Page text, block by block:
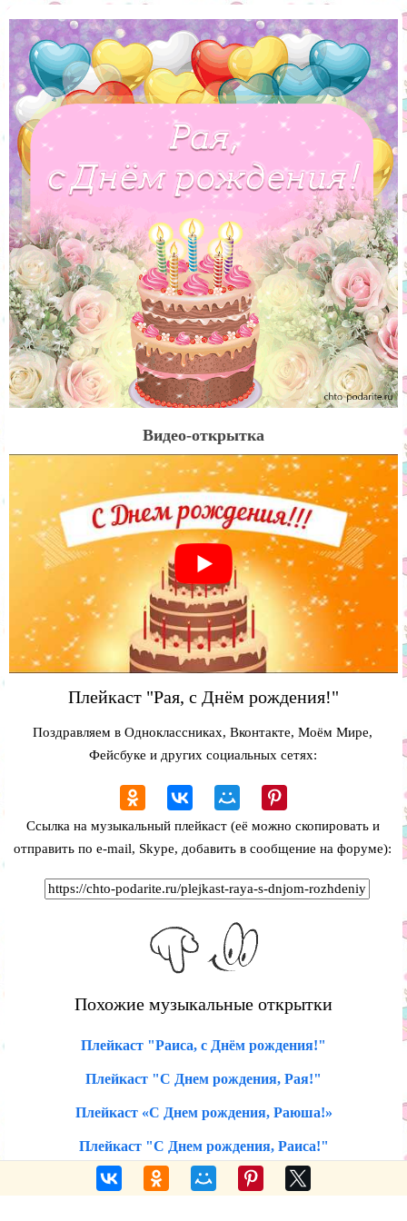
Видео-открытка
Плейкаст "Рая, с Днём рождения!"
Поздравляем в Одноклассниках, Вконтакте, Моём Мире,
Фейсбуке и других социальных сетях:
Ссылка на музыкальный плейкаст (её можно скопировать и
отправить по e-mail, Skype, добавить в сообщение на форуме):
Похожие музыкальные открытки
Плейкаст "Раиса, с Днём рождения!"
Плейкаст "С Днем рождения, Рая!"
Плейкаст «С Днем рождения, Раюша!»
Плейкаст "С Днем рождения, Раиса!"
Голосовые поздравления по именам